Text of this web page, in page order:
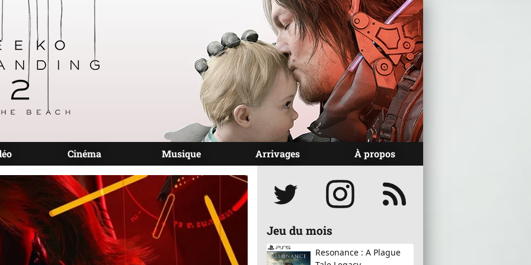
Cinéma Musique Arrivages À propos
Réseaux
Jeu du mois
Resonance : A Plague